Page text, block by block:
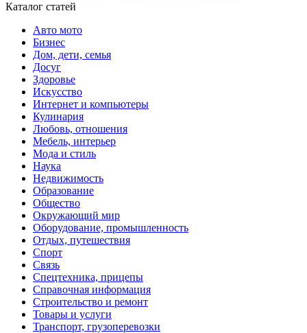
Каталог статей
Авто мото
Бизнес
Дом, дети, семья
Досуг
Здоровье
Искусство
Интернет и компьютеры
Кулинария
Любовь, отношения
Мебель, интерьер
Мода и стиль
Наука
Недвижимость
Образование
Общество
Окружающий мир
Оборудование, промышленность
Отдых, путешествия
Спорт
Связь
Спецтехника, прицепы
Справочная информация
Строительство и ремонт
Товары и услуги
Транспорт, грузоперевозки